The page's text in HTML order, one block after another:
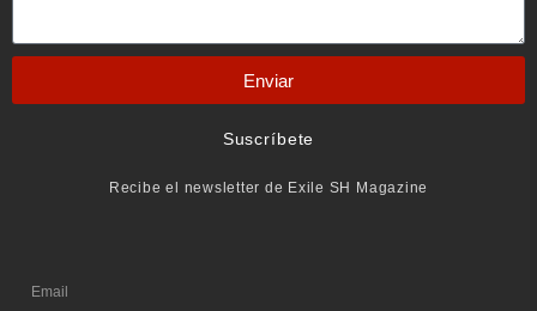
Enviar
Suscríbete
Recibe el newsletter de Exile SH Magazine